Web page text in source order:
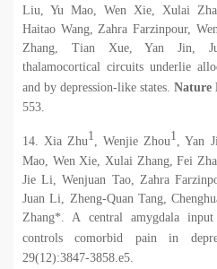
Liu, Yu Mao, Wen Xie, Xulai
Haitao Wang, Zahra Farzinpour,
Zhang, Tian Xue, Yan Jin,
thalamocortical circuits underlie
and by depression-like states. Nature
553.
14. Xia Zhu1 , Wenjie Zhou1 , Yan
Mao, Wen Xie, Xulai Zhang, Fei
Jie Li, Wenjuan Tao, Zahra
Juan Li, Zheng-Quan Tang,
Zhang*. A central amygdala
controls comorbid pain in
29(12):3847-3858.e5.